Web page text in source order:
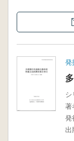
発
シ
著
発
出